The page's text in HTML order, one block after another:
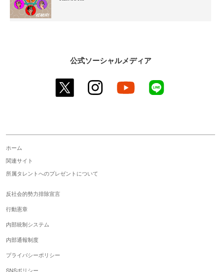
公式ソーシャルメディア
twitter instagram youtube
ホーム
関連サイト
所属タレントへのプレゼントについて
反社会的勢力排除宣言
行動憲章
内部統制システム
内部通報制度
プライバシーポリシー
SNSポリシー